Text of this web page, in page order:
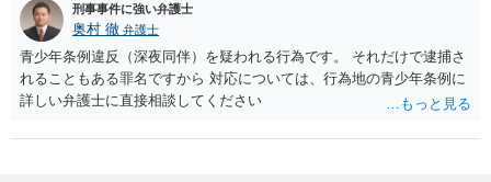
刑事事件に強い弁護士
奥村 徹 弁護士
青少年条例違反（深夜同伴）を疑われる行為です。 それだけで逮捕さ
れることもある罪名ですから 対応については、行為地の青少年条例に
詳しい弁護士に直接相談してください